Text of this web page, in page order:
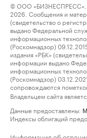
© ООО
2026. Сообщения и
(свидетельство о
выдано Федеральной
информационных
(Роскомнадзор)
издания «РБК»
информации выдано
информационных
(Роскомнадзор)
сопровождаются
Владельцем сайта
Данные предоставлены:
Индексы облигаций